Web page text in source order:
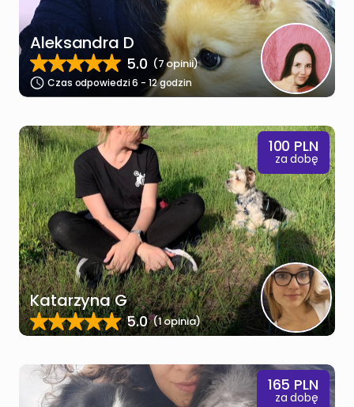
Aleksandra D
5.0 (7 opinii)
Czas odpowiedzi 6 - 12 godzin
100 PLN
za dobę
Katarzyna G
5.0 (1 opinia)
165 PLN
za dobę